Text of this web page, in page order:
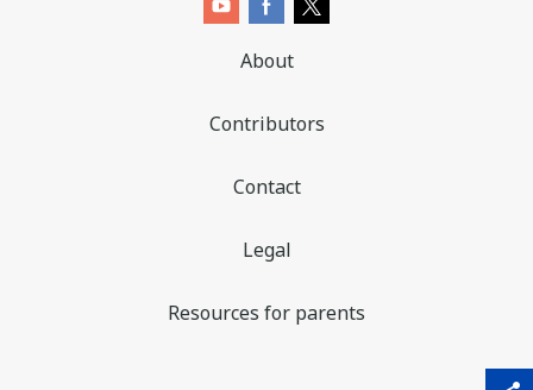
qr_code_scanner
content_copy
About
Contributors
Contact
Legal
Resources for parents